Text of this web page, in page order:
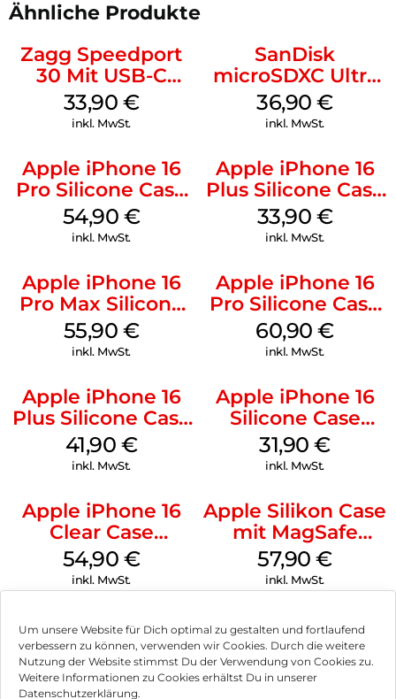
Um unsere Website für Dich optimal zu gestalten und fortlaufend
verbessern zu können, verwenden wir Cookies. Durch die weitere
Nutzung der Website stimmst Du der Verwendung von Cookies zu.
Weitere Informationen zu Cookies erhältst Du in unserer
Datenschutzerklärung.
Ähnliche Produkte
Zagg Speedport
30 Mit USB-C
Kabel Weiß
33,90 €
inkl. MwSt.
SanDisk
microSDXC Ultra
128 GB + Adapter
Mobile
36,90€
inkl. MwSt.
Apple iPhone 16
Pro Silicone Case
MagSafe Black
54,90 €
inkl. MwSt.
Apple iPhone 16
Plus Silicone Case
MagSafe Lake
Green
33,90 €
inkl. MwSt.
Apple iPhone 16
Pro Max Silicone
Case MagSafe
Stone Gray
55,90 €
inkl. MwSt.
Apple iPhone 16
Pro Silicone Case
MagSafe Stone
Gray
60,90€
inkl. MwSt.
Apple iPhone 16
Plus Silicone Case
MagSafe Stone
Gray
41,90 €
inkl. MwSt.
Apple iPhone 16
Silicone Case
MagSafe Fuchsia
31,90€
inkl. MwSt.
Apple iPhone 16
Clear Case
MagSafe
Transparent
54,90 €
inkl. MwSt.
Apple Silikon Case
mit MagSafe
iPhone 14 Pro
(PRODUCT)RED
57,90€
inkl. MwSt.
Impressum